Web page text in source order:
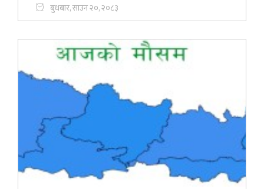
बुधबार, साउन २०, २०८३